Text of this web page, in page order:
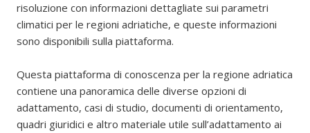
risoluzione con informazioni dettagliate sui parametri
climatici per le regioni adriatiche, e queste informazioni
sono disponibili sulla piattaforma.
Questa piattaforma di conoscenza per la regione adriatica
contiene una panoramica delle diverse opzioni di
adattamento, casi di studio, documenti di orientamento,
quadri giuridici e altro materiale utile sull’adattamento ai